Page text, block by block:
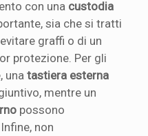
con una custodia
sia che si tratti
graffi o di un
protezione. Per gli
unatastiera esterna
mentre un
possono
non